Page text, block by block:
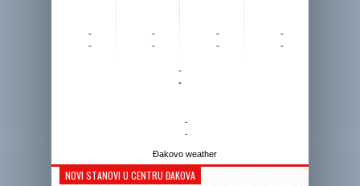
-
-
-
-
-
-
-
-
-
-
-
-
Đakovo weather
NOVI STANOVI U CENTRU ĐAKOVA